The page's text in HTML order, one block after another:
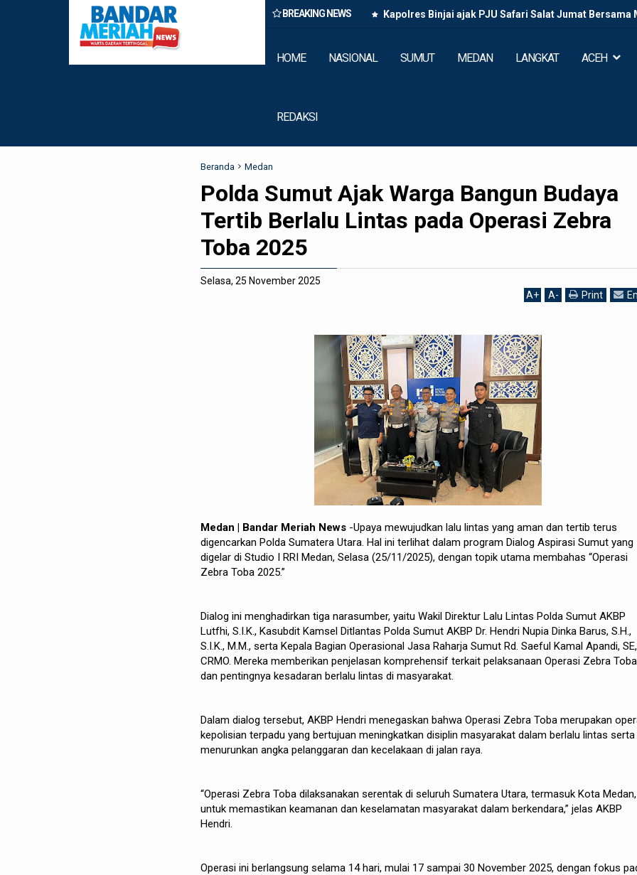
BREAKING NEWS
Internasional di Apartemen Medan, Korban Rugi Rp6,7 Miliar Kapolres Binjai ajak PJU Safari Salat Jumat
HOME NASIONAL SUMUT MEDAN LANGKAT ACEH
REDAKSI
Beranda Medan
Polda Sumut Ajak Warga Bangun Budaya
Tertib Berlalu Lintas pada Operasi Zebra
Toba 2025
Selasa, 25 November 2025
A+ A- Print
Medan | Bandar Meriah News -Upaya mewujudkan lalu lintas yang aman dan tertib terus
digencarkan Polda Sumatera Utara. Hal ini terlihat dalam program Dialog Aspirasi Sumut yang
digelar di Studio I RRI Medan, Selasa (25/11/2025), dengan topik utama membahas “Operasi
Zebra Toba 2025.”
Dialog ini menghadirkan tiga narasumber, yaitu Wakil Direktur Lalu Lintas Polda Sumut AKBP
Lutfhi, S.I.K., Kasubdit Kamsel Ditlantas Polda Sumut AKBP Dr. Hendri Nupia Dinka Barus, S.H.,
S.I.K., M.M., serta Kepala Bagian Operasional Jasa Raharja Sumut Rd. Saeful Kamal Apandi, SE,
CRMO. Mereka memberikan penjelasan komprehensif terkait pelaksanaan Operasi Zebra Toba
dan pentingnya kesadaran berlalu lintas di masyarakat.
Dalam dialog tersebut, AKBP Hendri menegaskan bahwa Operasi Zebra Toba merupakan
kepolisian terpadu yang bertujuan meningkatkan disiplin masyarakat dalam berlalu lintas serta
menurunkan angka pelanggaran dan kecelakaan di jalan raya.
“Operasi Zebra Toba dilaksanakan serentak di seluruh Sumatera Utara, termasuk Kota Medan,
untuk memastikan keamanan dan keselamatan masyarakat dalam berkendara,” jelas AKBP
Hendri.
Operasi ini berlangsung selama 14 hari, mulai 17 sampai 30 November 2025, dengan fokus